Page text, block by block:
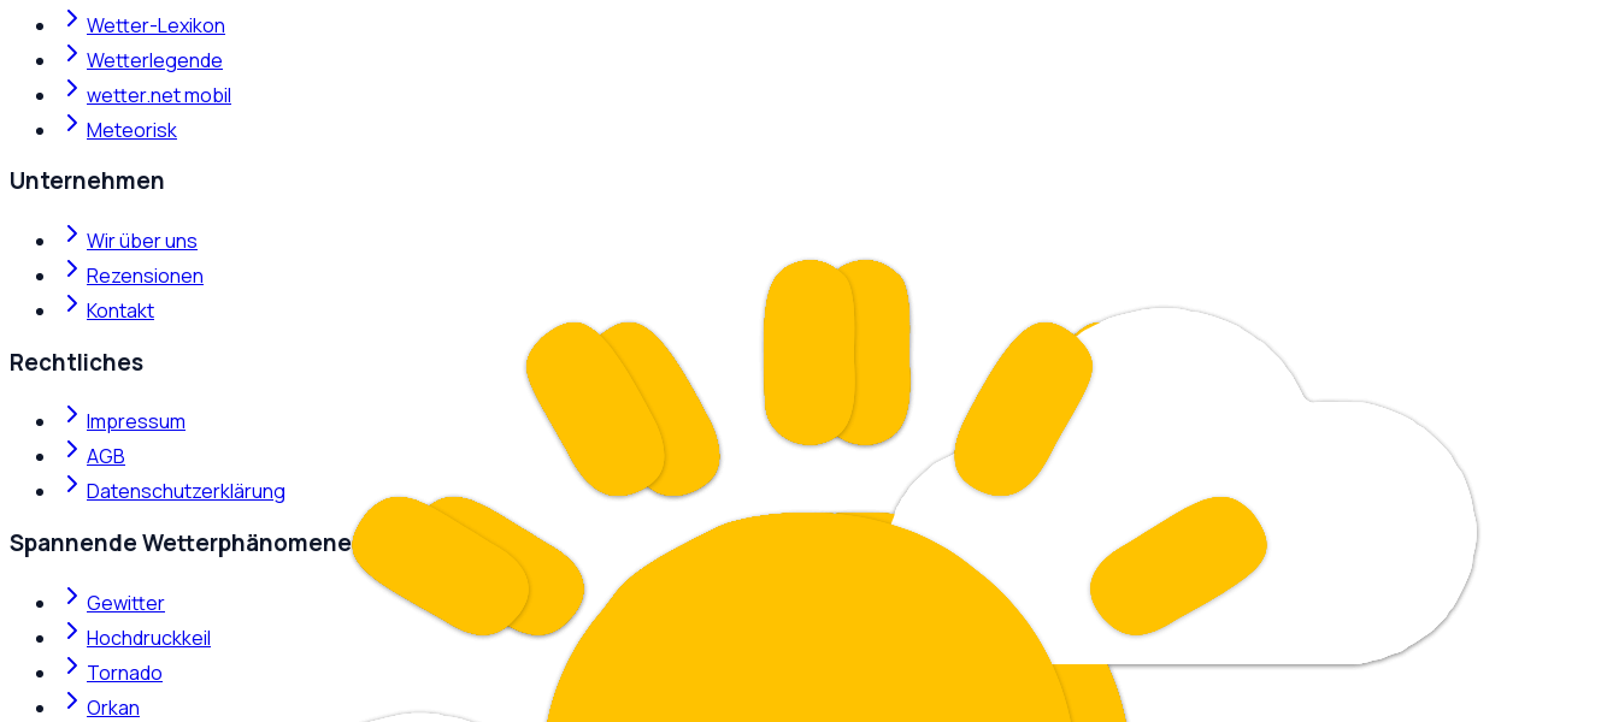
Wetter-Lexikon
Wetterlegende
wetter.net mobil
Meteorisk
Unternehmen
Wir über uns
Rezensionen
Kontakt
Rechtliches
Impressum
AGB
Datenschutzerklärung
Spannende Wetterphänomene
Gewitter
Hochdruckkeil
Tornado
Orkan